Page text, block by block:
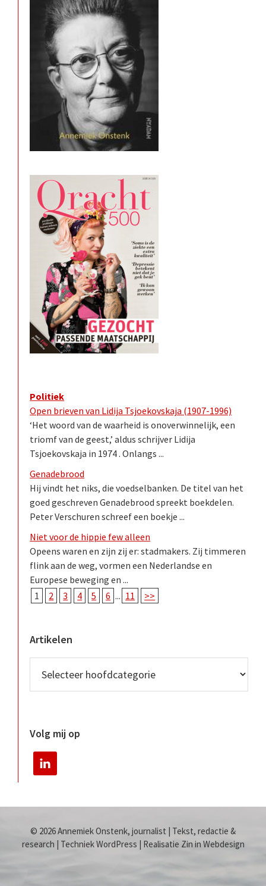
Politiek
Open brieven van Lidija Tsjoekovskaja (1907-1996)
‘Het woord van de waarheid is onoverwinnelijk, een
triomf van de geest,’ aldus schrijver Lidija
Tsjoekovskaja in 1974 . Onlangs ...
Genadebrood
Hij vindt het niks, die voedselbanken. De titel van het
goed geschreven Genadebrood spreekt boekdelen.
Peter Verschuren schreef een boekje ...
Niet voor de hippie few alleen
Opeens waren en zijn zij er: stadmakers. Zij timmeren
flink aan de weg, vormen een Nederlandse en
Europese beweging en ...
1
2 3 4 5 6 ... 11 >>
Artikelen
Volg mij op
© 2026 Annemiek Onstenk, journalist | Tekst, redactie &
research | Techniek WordPress | Realisatie Zin in Webdesign